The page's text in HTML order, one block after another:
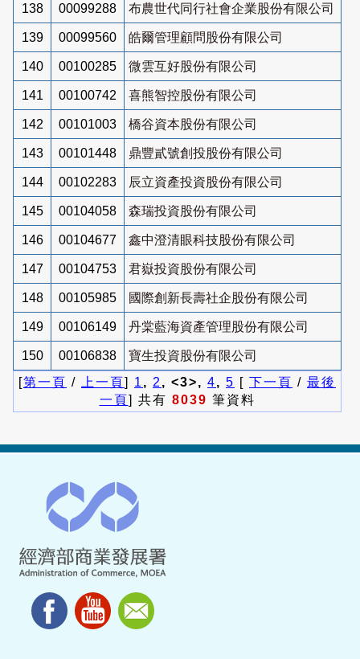
138 00099288 布農世代同行社會企業股份有限公司
139 00099560 皓爾管理顧問股份有限公司
140 00100285 微雲互好股份有限公司
141 00100742 喜熊智控股份有限公司
142 00101003 橋谷資本股份有限公司
143 00101448 鼎豐貳號創投股份有限公司
144 00102283 辰立資產投資股份有限公司
145 00104058 森瑞投資股份有限公司
146 00104677 鑫中澄清眼科技股份有限公司
147 00104753 君嶽投資股份有限公司
148 00105985 國際創新長壽社企股份有限公司
149 00106149 丹棠藍海資產管理股份有限公司
150 00106838
寶生投資股份有限公司
[第一頁 / 上一頁] 1 , 2 , <3>, 4, 5 [ 下一頁 / 最後
一頁] 共有 8039 筆資料